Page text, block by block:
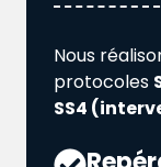
Nous
protocoles
SS4